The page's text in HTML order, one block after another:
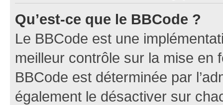
Qu’est-ce que le BBCode ?
Le BBCode est une
meilleur contrôle sur la mise en
BBCode est déterminée par
également le désactiver sur